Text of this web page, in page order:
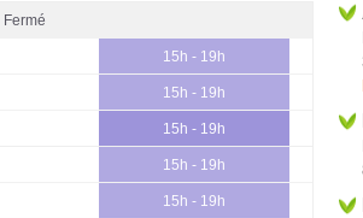
Fermé
15h - 19h
15h - 19h
15h - 19h
15h - 19h
15h - 19h